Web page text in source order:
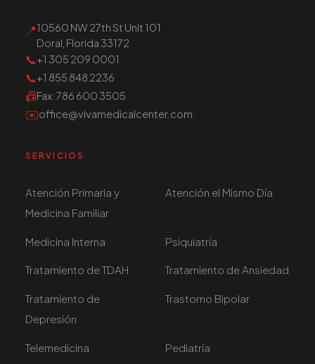
📍10560 NW 27th St Unit 101
Doral, Florida 33172
📞+1 305 209 0001
📞+1 855 848 2236
📠Fax: 786 600 3505
✉️office@vivamedicalcenter.com
SERVICIOS
Atención Primaria y
Medicina Familiar
Atención el Mismo Día
Medicina Interna Psiquiatría
Tratamiento de TDAH Tratamiento de Ansiedad
Tratamiento de
Depresión
Trastorno Bipolar
Telemedicina Pediatría